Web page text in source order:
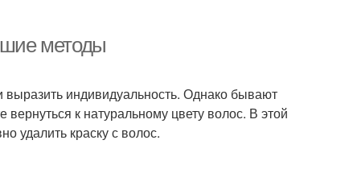
методы
индивидуальность. Однако бывают
к натуральному цвету волос. В этой
удалить краску с волос.